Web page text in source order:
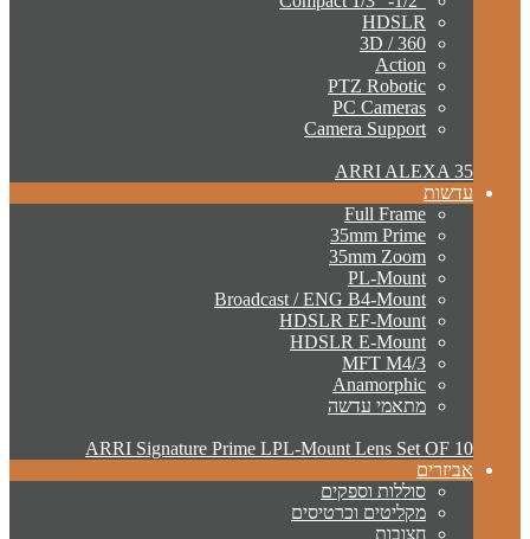
HDSLR
3D / 360
Action
PTZ Robotic
PC Cameras
Camera Support
ARRI ALEXA 35
עדשות
Full Frame
35mm Prime
35mm Zoom
PL-Mount
Broadcast / ENG B4-Mount
HDSLR EF-Mount
HDSLR E-Mount
MFT M4/3
Anamorphic
מתאמי עדשה
ARRI Signature Prime LPL-Mount Lens Set OF 10
אביזרים
סוללות וספקים
מקליטים וכרטיסים
חצובות